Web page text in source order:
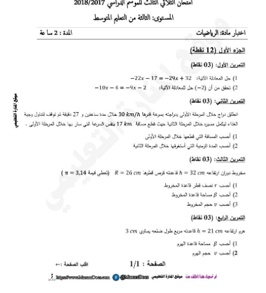
محفظة الأستاذ
بنك مذكرات الاستاذ
المسابقات المهنية
بحوث اللغة العربية
بحوث الفيزياء و الكيمياء